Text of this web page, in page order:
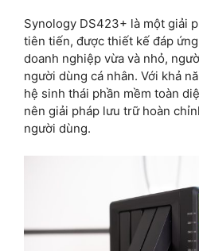
Synology DS423+ là một giải
tiên tiến, được thiết kế đáp
doanh nghiệp vừa và nhỏ,
người dùng cá nhân. Với khả
hệ sinh thái phần mềm toàn
nên giải pháp lưu trữ hoàn
người dùng.